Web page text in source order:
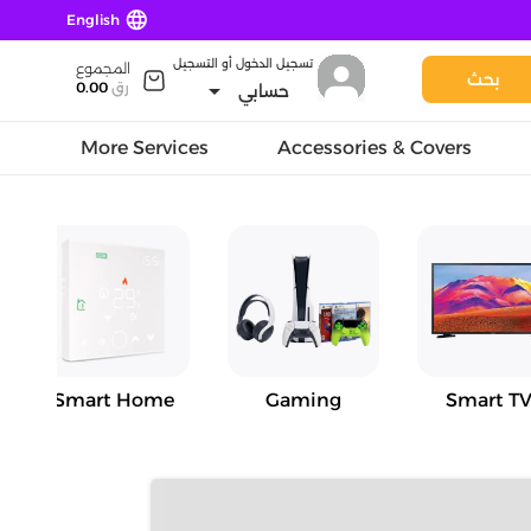
language
English
بحث
تسجيل الدخول أو التسجيل
حسابي arrow_drop_down
المجموع
رق 0.00
Accessories & Covers
More Services
Smart
Gaming
Smart Home